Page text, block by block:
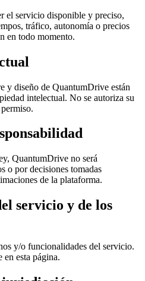
el servicio disponible y preciso,
tráfico, autonomía o precios
en todo momento.
y diseño de QuantumDrive están
intelectual. No se autoriza su
QuantumDrive no será
o por decisiones tomadas
de la plataforma.
servicio y de los
y/o funcionalidades del servicio.
esta página.